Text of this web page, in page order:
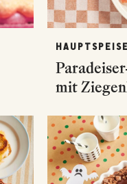
HAUPTSPEISE
mit